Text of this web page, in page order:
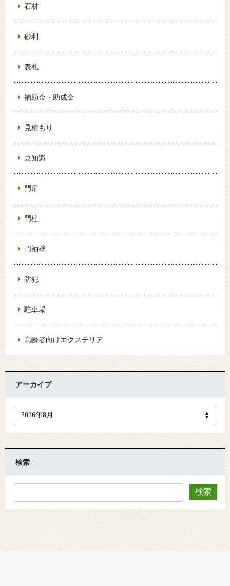
石材
砂利
表札
補助金・助成金
見積もり
豆知識
門扉
門柱
門袖壁
防犯
駐車場
高齢者向けエクステリア
アーカイブ
検索